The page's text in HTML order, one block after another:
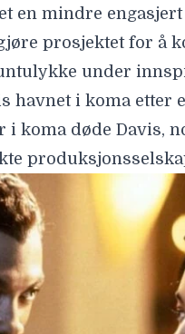
filmelskere
hvert fått